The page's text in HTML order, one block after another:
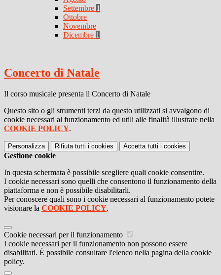
Settembre 1
Ottobre
Novembre
Dicembre 1
Concerto di Natale
Il corso musicale presenta il Concerto di Natale
Questo sito o gli strumenti terzi da questo utilizzati si avvalgono di
cookie necessari al funzionamento ed utili alle finalità illustrate nella
COOKIE POLICY.
Personalizza Rifiuta tutti i cookies Accetta tutti i cookies
Gestione cookie
In questa schermata è possibile scegliere quali cookie consentire.
I cookie necessari sono quelli che consentono il funzionamento della
piattaforma e non è possibile disabilitarli.
Per conoscere quali sono i cookie necessari al funzionamento potete
visionare la COOKIE POLICY.
Cookie necessari per il funzionamento
I cookie necessari per il funzionamento non possono essere
disabilitati. È possibile consultare l'elenco nella pagina della cookie
policy.